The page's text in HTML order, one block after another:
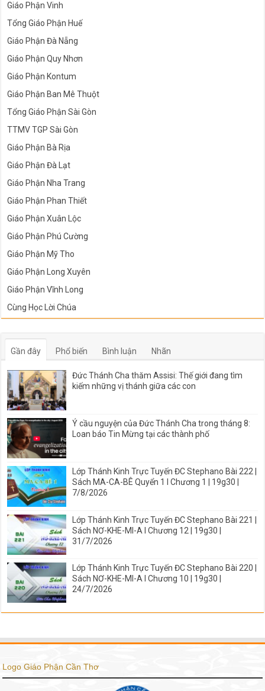
Giáo Phận Vinh
Tổng Giáo Phận Huế
Giáo Phận Đà Nẵng
Giáo Phận Quy Nhơn
Giáo Phận Kontum
Giáo Phận Ban Mê Thuột
Tổng Giáo Phận Sài Gòn
TTMV TGP Sài Gòn
Giáo Phận Bà Rịa
Giáo Phận Đà Lạt
Giáo Phận Nha Trang
Giáo Phận Phan Thiết
Giáo Phận Xuân Lộc
Giáo Phận Phú Cường
Giáo Phận Mỹ Tho
Giáo Phận Long Xuyên
Giáo Phận Vĩnh Long
Cùng Học Lời Chúa
Gần đây Phổ biến Bình luận Nhãn
Đức Thánh Cha thăm Assisi: Thế giới đang tìm
kiếm những vị thánh giữa các con
Ý cầu nguyện của Đức Thánh Cha trong tháng 8:
Loan báo Tin Mừng tại các thành phố
Lớp Thánh Kinh Trực Tuyến ĐC Stephano Bài 222 |
Sách MA-CA-BÊ Quyển 1 I Chương 1 | 19g30 |
7/8/2026
Lớp Thánh Kinh Trực Tuyến ĐC Stephano Bài 221 |
Sách NƠ-KHE-MI-A I Chương 12 | 19g30 |
31/7/2026
Lớp Thánh Kinh Trực Tuyến ĐC Stephano Bài 220 |
Sách NƠ-KHE-MI-A I Chương 10 | 19g30 |
24/7/2026
Logo Giáo Phận Cần Thơ